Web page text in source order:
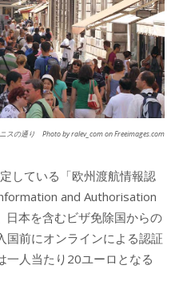
スの通り Photo by ralev_com on Freeimages.com
している「欧州渡航情報認
and Authorisation
日本を含むビザ免除国からの
国前にオンラインによる認証
一人当たり20ユーロとなる